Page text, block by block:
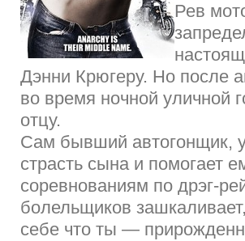
Рев
Дэнни Крюгеру. Но после
во время ночной уличной
отцу.
Сам бывший автогонщик,
страсть сына и помогает
соревнованиям по дрэг-
болельщиков
себе что ты —